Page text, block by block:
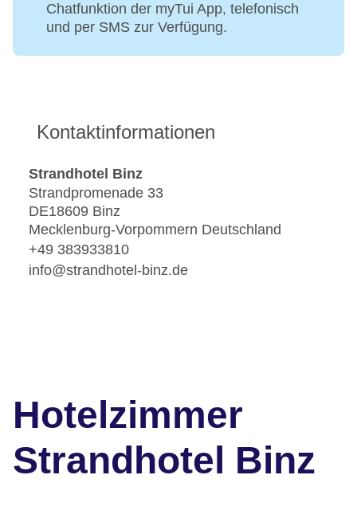
Chatfunktion der myTui App, telefonisch
und per SMS zur Verfügung.
Kontaktinformationen
Strandhotel Binz
Strandpromenade 33
DE18609 Binz
Mecklenburg-Vorpommern Deutschland
+49 383933810
info@strandhotel-binz.de
Hotelzimmer
Strandhotel Binz